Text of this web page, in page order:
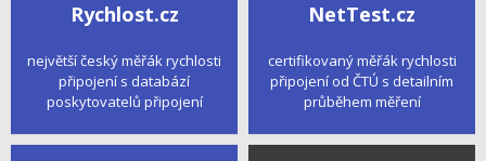
Rychlost.cz
největší český měřák rychlosti
připojení s databází
poskytovatelů připojení
NetTest.cz
certifikovaný měřák rychlosti
připojení od ČTÚ s detailním
průběhem měření